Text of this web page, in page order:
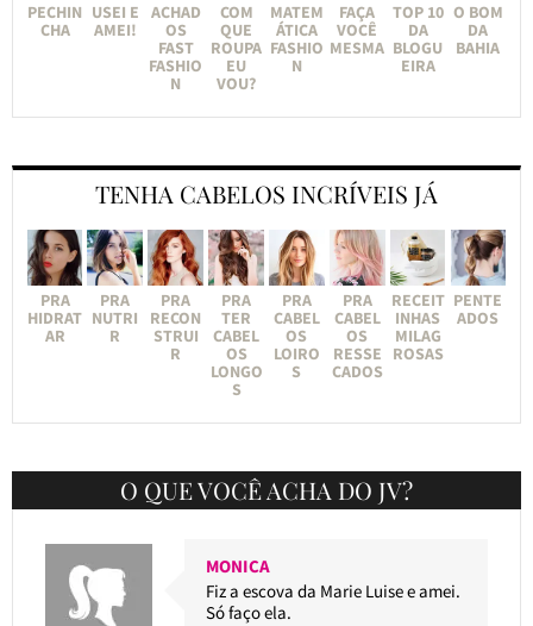
PECHIN
CHA
USEI E
AMEI!
ACHAD
OS
FAST
FASHIO
N
COM
QUE
ROUPA
EU
VOU?
MATEM
ÁTICA
FASHIO
N
FAÇA
VOCÊ
MESMA
TOP 10
DA
BLOGU
EIRA
O BOM
DA
BAHIA
TENHA CABELOS INCRÍVEIS JÁ
PRA
HIDRAT
AR
PRA
NUTRI
R
PRA
RECON
STRUI
R
PRA
TER
CABEL
OS
LONGO
S
PRA
CABEL
OS
LOIRO
S
PRA
CABEL
OS
RESSE
CADOS
RECEIT
INHAS
MILAG
ROSAS
PENTE
ADOS
O QUE VOCÊ ACHA DO JV?
MONICA
Fiz a escova da Marie Luise e amei.
Só faço ela.